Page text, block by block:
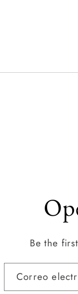
Be the
Correo